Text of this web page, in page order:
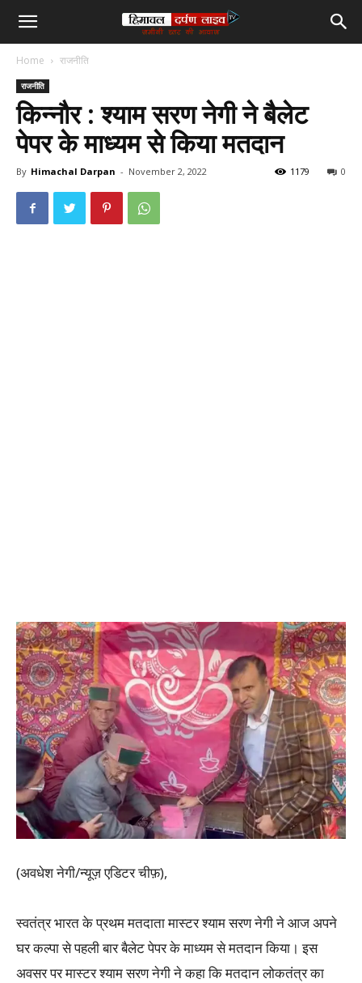
हिमाचल
लाइव
टीवी
Home राजनीति
राजनीति
किन्नौर : श्याम सरण नेगी ने बैलेट
पेपर के माध्यम से किया मतदान
By Himachal Darpan - November 2, 2022 0
1179
(अवधेश नेगी/न्यूज़ एडिटर चीफ़),
स्वतंत्र भारत के प्रथम मतदाता मास्टर श्याम सरण नेगी ने आज अपने
घर कल्पा से पहली बार बैलेट पेपर के माध्यम से मतदान किया। इस
अवसर पर मास्टर श्याम सरण नेगी ने कहा कि मतदान लोकतंत्र का